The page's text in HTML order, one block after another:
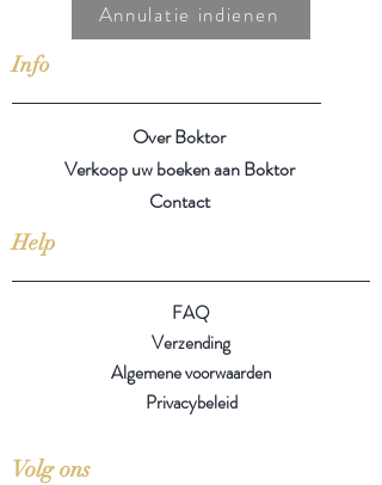
Annulatie indienen
Info
Over Boktor
Verkoop uw boeken aan Boktor
Contact
Help
FAQ
Verzending
Algemene voorwaarden
Privacybeleid
Volg ons